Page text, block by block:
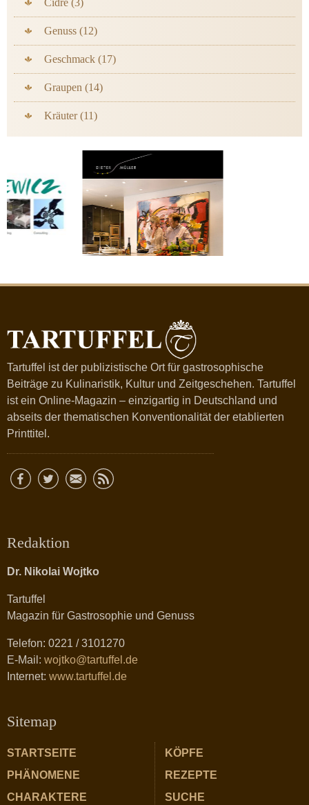
Cidre (3)
Genuss (12)
Geschmack (17)
Graupen (14)
Kräuter (11)
Tartuffel ist der publizistische Ort für gastrosophische
Beiträge zu Kulinaristik, Kultur und Zeitgeschehen. Tartuffel
ist ein Online-Magazin – einzigartig in Deutschland und
abseits der thematischen Konventionalität der etablierten
Printtitel.
Redaktion
Dr. Nikolai Wojtko
Tartuffel
Magazin für Gastrosophie und Genuss
Telefon: 0221 / 3101270
E-Mail: wojtko@tartuffel.de
Internet: www.tartuffel.de
Sitemap
STARTSEITE
PHÄNOMENE
CHARAKTERE
KÖPFE
REZEPTE
SUCHE